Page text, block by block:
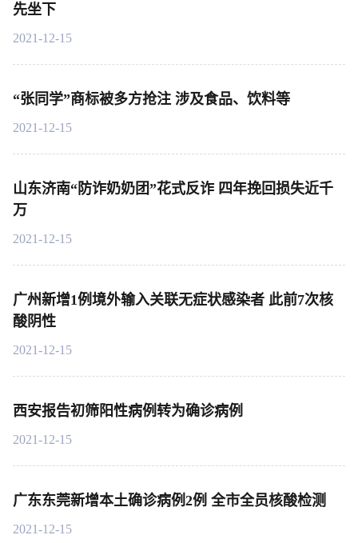
先坐下
2021-12-15
“张同学”商标被多方抢注 涉及食品、饮料等
2021-12-15
山东济南“防诈奶奶团”花式反诈 四年挽回损失近千
万
2021-12-15
广州新增1例境外输入关联无症状感染者 此前7次核
酸阴性
2021-12-15
西安报告初筛阳性病例转为确诊病例
2021-12-15
广东东莞新增本土确诊病例2例 全市全员核酸检测
2021-12-15